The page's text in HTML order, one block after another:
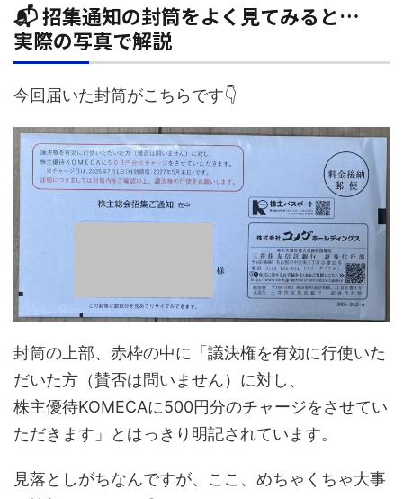
📬 招集通知の封筒をよく見てみると…
実際の写真で解説
今回届いた封筒がこちらです👇
封筒の上部、赤枠の中に「議決権を有効に行使いた
だいた方（賛否は問いません）に対し、
株主優待KOMECAに500円分のチャージをさせてい
ただきます」とはっきり明記されています。
見落としがちなんですが、ここ、めちゃくちゃ大事